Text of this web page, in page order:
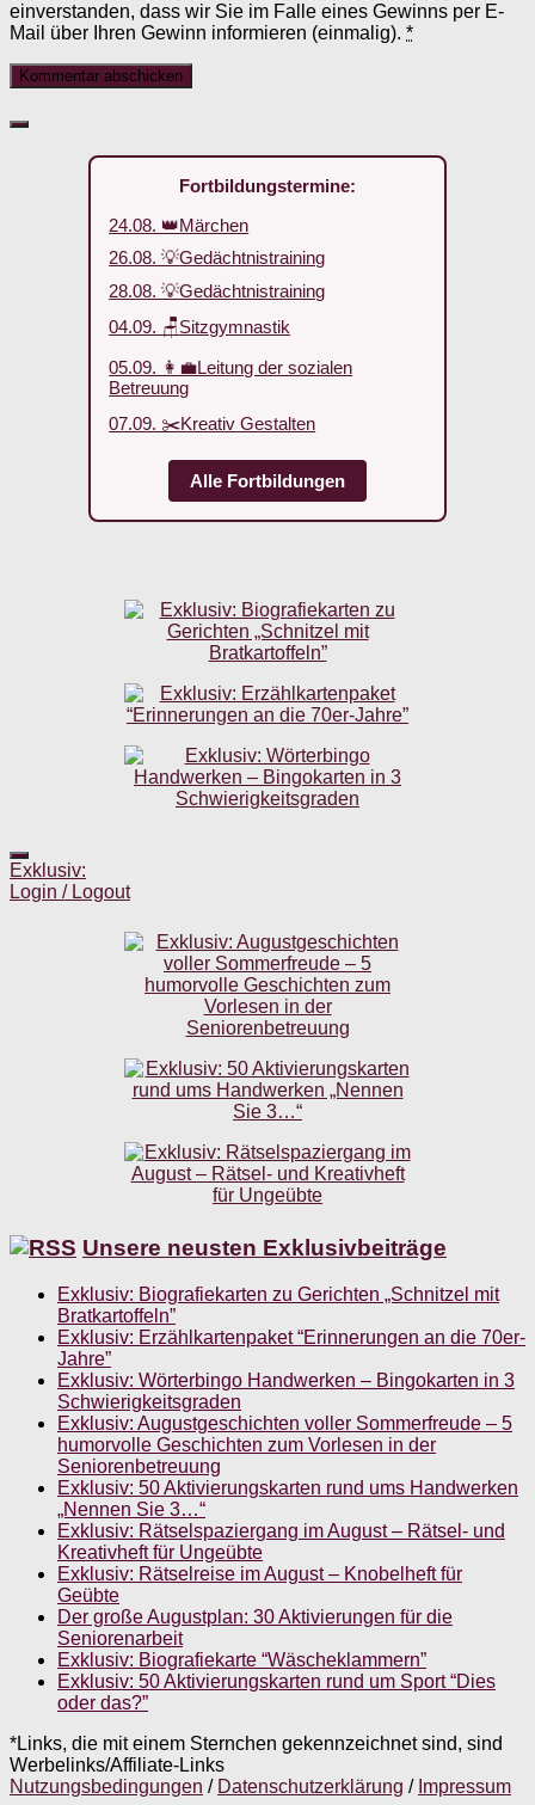
einverstanden, dass wir Sie im Falle eines Gewinns per E-
Mail über Ihren Gewinn informieren (einmalig). *
Fortbildungstermine:
24.08. 👑Märchen
26.08. 💡Gedächtnistraining
28.08. 💡Gedächtnistraining
04.09. 🪑Sitzgymnastik
05.09. 👩‍💼Leitung der sozialen
Betreuung
07.09. ✂️Kreativ Gestalten
Alle Fortbildungen
Exklusiv:
Login / Logout
Unsere neusten Exklusivbeiträge
Exklusiv: Biografiekarten zu Gerichten „Schnitzel mit
Bratkartoffeln”
Exklusiv: Erzählkartenpaket “Erinnerungen an die 70er-
Jahre”
Exklusiv: Wörterbingo Handwerken – Bingokarten in 3
Schwierigkeitsgraden
Exklusiv: Augustgeschichten voller Sommerfreude – 5
humorvolle Geschichten zum Vorlesen in der
Seniorenbetreuung
Exklusiv: 50 Aktivierungskarten rund ums Handwerken
„Nennen Sie 3…“
Exklusiv: Rätselspaziergang im August – Rätsel- und
Kreativheft für Ungeübte
Exklusiv: Rätselreise im August – Knobelheft für
Geübte
Der große Augustplan: 30 Aktivierungen für die
Seniorenarbeit
Exklusiv: Biografiekarte “Wäscheklammern”
Exklusiv: 50 Aktivierungskarten rund um Sport “Dies
oder das?”
*Links, die mit einem Sternchen gekennzeichnet sind, sind
Werbelinks/Affiliate-Links
Nutzungsbedingungen / Datenschutzerklärung / Impressum